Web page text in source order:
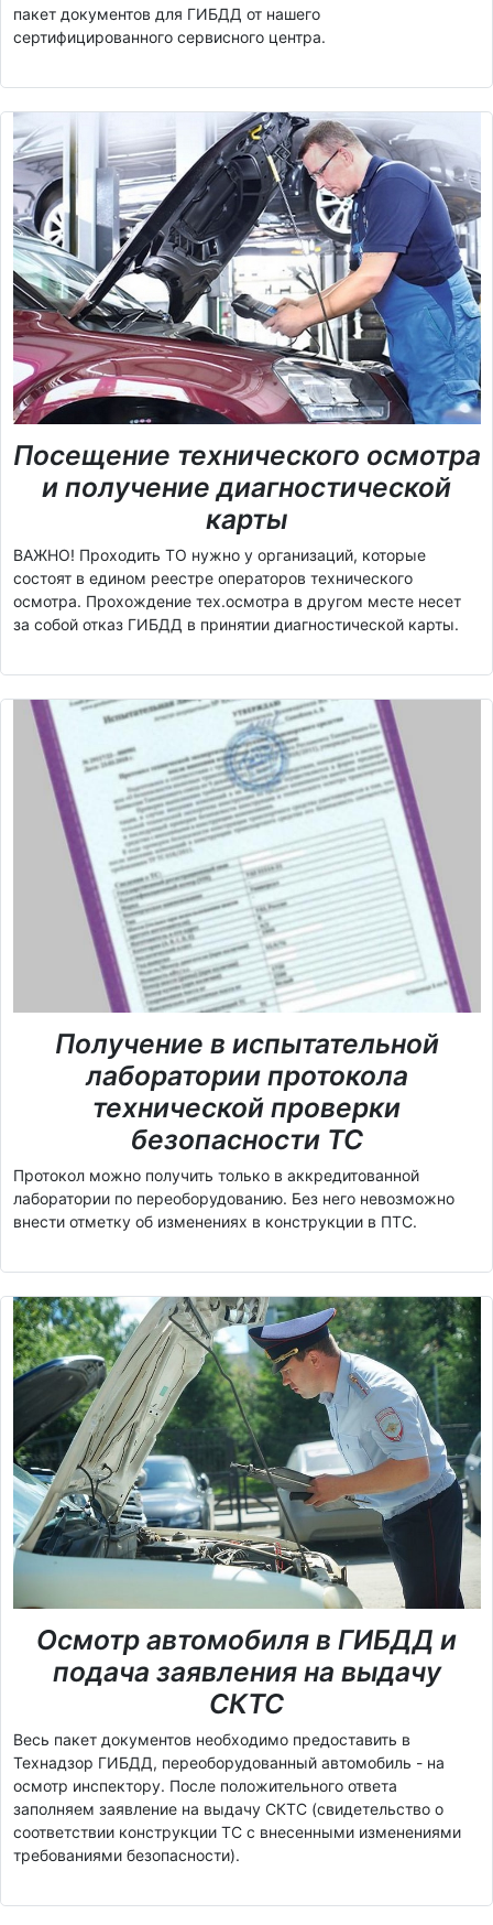
пакет документов для ГИБДД от нашего
сертифицированного сервисного центра.
Посещение технического осмотра
и получение диагностической
карты
ВАЖНО! Проходить ТО нужно у организаций, которые
состоят в едином реестре операторов технического
осмотра. Прохождение тех.осмотра в другом месте несет
за собой отказ ГИБДД в принятии диагностической карты.
Получение в испытательной
лаборатории протокола
технической проверки
безопасности ТС
Протокол можно получить только в аккредитованной
лаборатории по переоборудованию. Без него невозможно
внести отметку об изменениях в конструкции в ПТС.
Осмотр автомобиля в ГИБДД и
подача заявления на выдачу
СКТС
Весь пакет документов необходимо предоставить в
Технадзор ГИБДД, переоборудованный автомобиль - на
осмотр инспектору. После положительного ответа
заполняем заявление на выдачу СКТС (свидетельство о
соответствии конструкции ТС с внесенными изменениями
требованиями безопасности).